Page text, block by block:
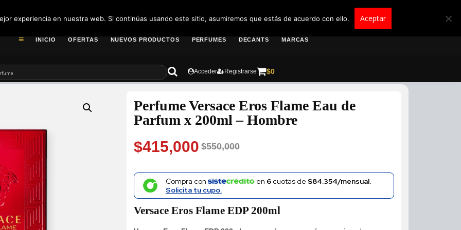
INICIO OFERTAS NUEVOS PRODUCTOS PERFUMES DECANTS MARCAS
Acceder Registrarse $0
Perfume Versace Eros Flame Eau de
Parfum x 200ml – Hombre
$550,000
Original
price
was:
$415,000
Current
price
is:
Compra con en 6cuotas de $84.354/mensual.
Solicita tu cupo.
Versace Eros Flame EDP 200ml
experiencia en nuestra web. Si continúas usando este sitio, asumiremos que estás de acuerdo con ello. Aceptar